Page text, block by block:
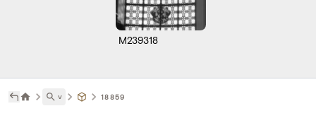
M239318
˅ 18859